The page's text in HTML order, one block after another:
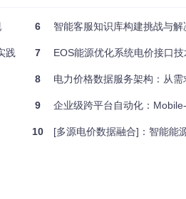
综合评估不同来源数据的可靠性，最
践
6 智能客服知识库构建挑战与解
7 EOS能源优化系统电价接口技术指
8 电力价格数据服务架构：从
9 企业级跨平台自动化：Mobile-
10 [多源电价数据融合]：智能能